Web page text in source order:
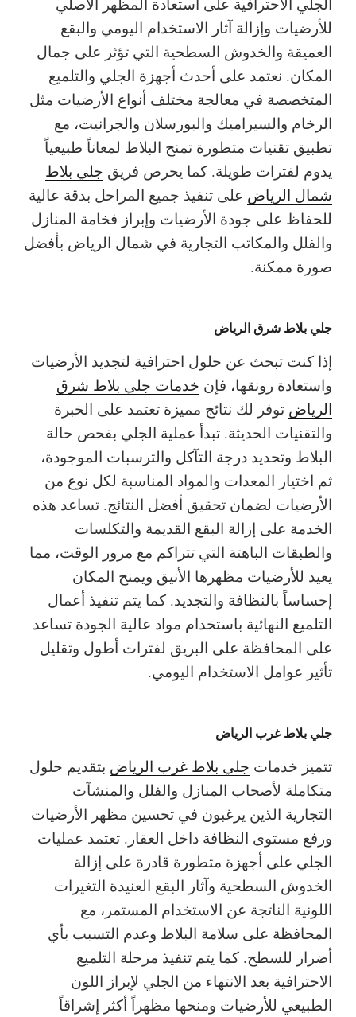
للأرضيات وإزالة آثار الاستخدام اليومي والبقع
العميقة والخدوش السطحية التي تؤثر على جمال
المكان. نعتمد على أحدث أجهزة الجلي والتلميع
المتخصصة في معالجة مختلف أنواع الأرضيات مثل
الرخام والسيراميك والبورسلان والجرانيت، مع
تطبيق تقنيات متطورة تمنح البلاط لمعاناً طبيعياً
يدوم لفترات طويلة. كما يحرص فريق جلي بلاط
شمال الرياض على تنفيذ جميع المراحل بدقة عالية
للحفاظ على جودة الأرضيات وإبراز فخامة المنازل
والفلل والمكاتب التجارية في شمال الرياض بأفضل
صورة ممكنة.
جلي بلاط شرق الرياض
إذا كنت تبحث عن حلول احترافية لتجديد الأرضيات
واستعادة رونقها، فإن خدمات جلي بلاط شرق
الرياض توفر لك نتائج مميزة تعتمد على الخبرة
والتقنيات الحديثة. تبدأ عملية الجلي بفحص حالة
البلاط وتحديد درجة التآكل والترسبات الموجودة،
ثم اختيار المعدات والمواد المناسبة لكل نوع من
الأرضيات لضمان تحقيق أفضل النتائج. تساعد هذه
الخدمة على إزالة البقع القديمة والتكلسات
والطبقات الباهتة التي تتراكم مع مرور الوقت، مما
يعيد للأرضيات مظهرها الأنيق ويمنح المكان
إحساساً بالنظافة والتجديد. كما يتم تنفيذ أعمال
التلميع النهائية باستخدام مواد عالية الجودة تساعد
على المحافظة على البريق لفترات أطول وتقليل
تأثير عوامل الاستخدام اليومي.
جلي بلاط غرب الرياض
تتميز خدمات جلي بلاط غرب الرياض بتقديم حلول
متكاملة لأصحاب المنازل والفلل والمنشآت
التجارية الذين يرغبون في تحسين مظهر الأرضيات
ورفع مستوى النظافة داخل العقار. تعتمد عمليات
الجلي على أجهزة متطورة قادرة على إزالة
الخدوش السطحية وآثار البقع العنيدة التغيرات
اللونية الناتجة عن الاستخدام المستمر، مع
المحافظة على سلامة البلاط وعدم التسبب بأي
أضرار للسطح. كما يتم تنفيذ مرحلة التلميع
الاحترافية بعد الانتهاء من الجلي لإبراز اللون
الطبيعي للأرضيات ومنحها مظهراً أكثر إشراقاً